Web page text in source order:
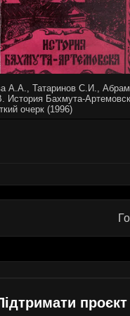
А.А., Татаринов С.И.,
История Бахмута-
очерк (1996)